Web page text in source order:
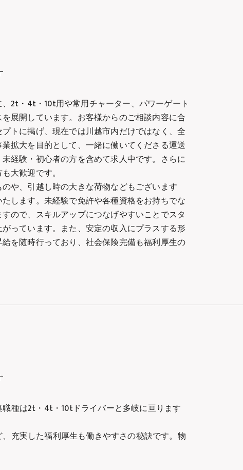
2t・4t・10t用や常用チャーター、パワーゲート
展開しています。お客様からのご相談内容に合
トに掲げ、現在では川越市内だけではなく、全
拡大を目的として、一緒に働いてくださる運送
経験・初心者の方を含めて求人中です。さらに
大歓迎です。
や、引越し時の大きな荷物などもございます
します。未経験で免許や各種資格をお持ちでな
ので、スキルアップにつなげやすいことでスタ
っています。また、安定の収入にプラスする形
を随時行っており、社会保険完備も福利厚生の
種は2t・4t・10tドライバーと多岐に亘ります
充実した福利厚生も働きやすさの秘訣です。物